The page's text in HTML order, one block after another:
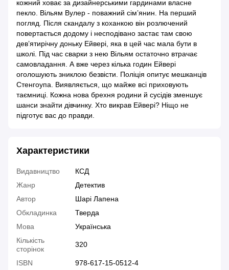
кожний ховає за дизайнерськими гардинами власне
пекло. Вільям Вулер - поважний сім’янин. На перший
погляд. Після скандалу з коханкою він розлючений
повертається додому і несподівано застає там свою
дев’ятирічну доньку Ейвері, яка в цей час мала бути в
школі. Під час сварки з нею Вільям остаточно втрачає
самовладання. А вже через кілька годин Ейвері
оголошують зниклою безвісти. Поліція опитує мешканців
Стенгоупа. Виявляється, що майже всі приховують
таємниці. Кожна нова брехня родини й сусідів зменшує
шанси знайти дівчинку. Хто викрав Ейвері? Ніщо не
підготує вас до правди.
Характеристики
Видавництво
КСД
Жанр
Детектив
Автор
Шарі Лапена
Обкладинка
Тверда
Мова
Українська
Кількість
сторінок
320
ISBN
978-617-15-0512-4